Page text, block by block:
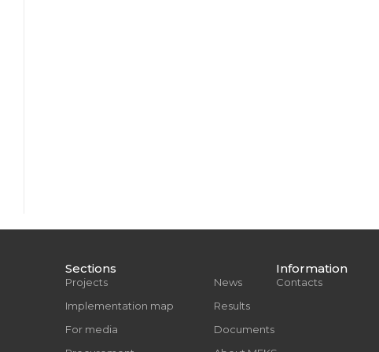
Sections
Projects
News
Implementation map
Results
For media
Documents
Information
Contacts